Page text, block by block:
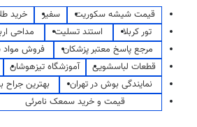
قیمت شیشه سکوریت سفیر خرید
تور کربلا
استند تسلیت مداحی
مرجع پاسخ معتبر پزشکان
فروش مواد
قطعات لباسشویی
آموزشگاه تیزهوشان
نمایندگی بوش در تهران
بهترین جراح
قیمت و خرید سمعک نامرئی